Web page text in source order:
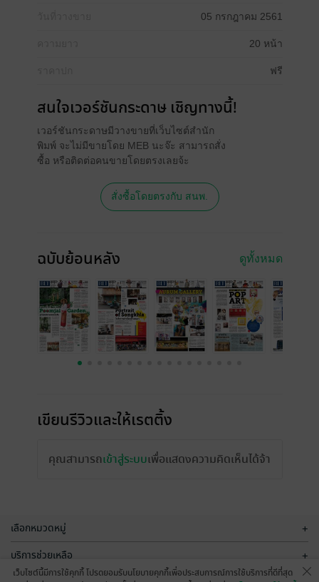
05 กรกฎาคม 2561
20 หน้า
ฟรี
สนใจเวอร์ชันกระดาษ เชิญทางนี้!
เวอร์ชันกระดาษมีวางขายที่เว็บไซต์สำนัก
พิมพ์ จะไม่มีขายโดย MEB นะจ๊ะ สามารถสั่ง
ซื้อ หรือติดต่อคนขายโดยตรงเลยจ้ะ
สั่งซื้อโดยตรงกับ สนพ.
ฉบับย้อนหลัง ดูทั้งหมด
เขียนรีวิวและให้เรตติ้ง
คุณสามารถเข้าสู่ระบบเพื่อแสดงความคิดเห็นได้จ้า
เลือกหมวดหมู่ +
บริการช่วยเหลือ +
เว็บไซต์นี้มีการใช้คุกกี้ โปรดยอมรับนโยบายคุกกี้เพื่อประสบการณ์การใช้บริการที่ดีที่สุด